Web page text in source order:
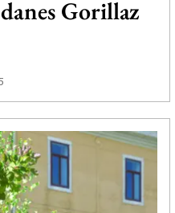
Gorillaz